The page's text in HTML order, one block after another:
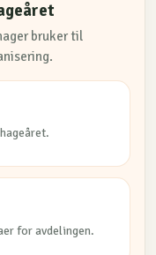
bruker til
for avdelingen.